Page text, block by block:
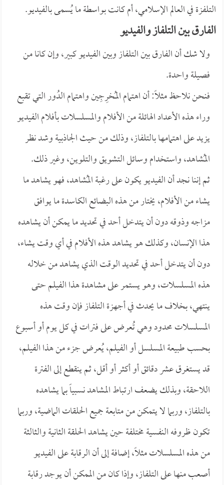
التلفزة في العالم الإسلامي، أم كانت بواسطة ما يُسمى بالفيديو.
الفارق بين التلفاز والفيديو
ولا شك أن الفارق بين التلفاز وبين الفيديو كبير، وإن كانا من
فصيلة واحدة.
فنحن نلاحظ مثلاً: أن اهتمام المُخرِجِين واهتمام الدُور التي تقبع
وراء هذه الأعداد الهائلة من الأفلام والمسلسلات بأفلام الفيديو
يزيد على اهتمامها بالتلفاز، وذلك من حيث الجاذبية وشد نظر
المُشاهد، واستخدام وسائل التشويق والتلوين، وغير ذلك.
ثم إننا نجد أن الفيديو يكون على رغبة المُشاهد، فهو يشاهد ما
يشاء من الأفلام، يختار من هذه البضائع الكاسدة ما يوافق
مزاجه وذوقه دون أن يتدخل أحد في تحديد ما يمكن أن يشاهده
هذا الإنسان، وكذلك هو يشاهد هذه الأفلام في أي وقت يشاء،
دون أن يتدخل أحد في تحديد الوقت الذي يشاهد من خلاله
هذه المسلسلات، وهو يستمر على مشاهدة هذا الفيلم حتى
ينتهي، بخلاف ما يحدث في أجهزة التلفاز فإن وقت هذه
المسلسلات محدود وهي تُعرض على فترات في كل يوم أو أسبوع
بحسب طبيعة المسلسل أو الفيلم، يُعرض جزء من هذا الفيلم،
قد يستغرق عشر دقائق أو أكثر أو أقل، ثم ينقطع إلى الفترة
اللاحقة، وبذلك يضعف ارتباط المشاهد نسبياً بما يشاهده
بالتلفاز، وربما لا يتمكن من متابعة جميع الحلقات الماضية، وربما
تكون ظروفه النفسية مختلفة حين يشاهد الحلقة الثانية والثالثة
من هذه المسلسلات مثلاً، إضافة إلى أن الرقابة على الفيديو
أصعب منها على التلفاز، وإذا كان من الممكن أن يوجد رقابة